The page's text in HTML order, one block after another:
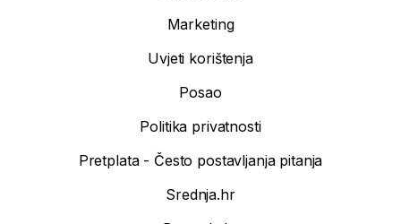
Marketing
Uvjeti korištenja
Posao
Politika privatnosti
Pretplata - Često postavljanja pitanja
Srednja.hr